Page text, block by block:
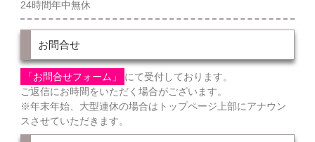
24時間年中無休
お問合せ
「お問合せフォーム」
にて受付しております。
ご返信にお時間をいただく場合がございます。
※年末年始、大型連休の場合はトップページ上部にアナウン
スさせていただきます。